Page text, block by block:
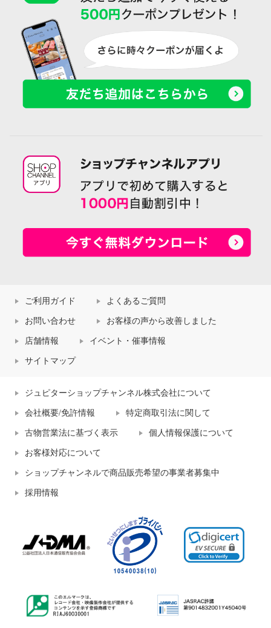
ご利用ガイド よくあるご質問
お問い合わせ お客様の声から改善しました
店舗情報 イベント・催事情報
サイトマップ
ジュピターショップチャンネル株式会社について
会社概要/免許情報 特定商取引法に関して
古物営業法に基づく表示 個人情報保護について
お客様対応について
ショップチャンネルで商品販売希望の事業者募集中
採用情報